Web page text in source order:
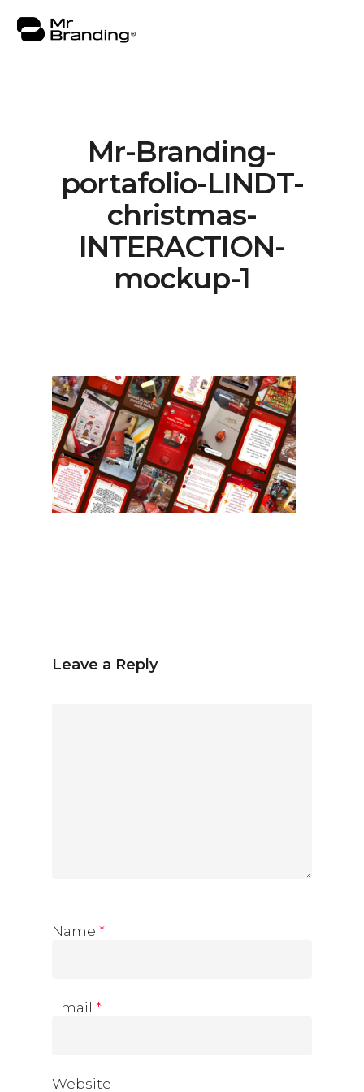
Mr-Branding-
portafolio-LINDT-
christmas-
INTERACTION-
mockup-1
Leave a Reply
Name *
Email *
Website
Nosotros
Portafolio
Asesorías
Insights
Español Inglés
hola@mrbranding.co
+57 313 4561167